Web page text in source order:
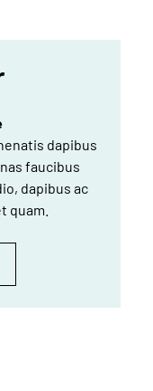
dapibus
faucibus
dapibus ac
quam.